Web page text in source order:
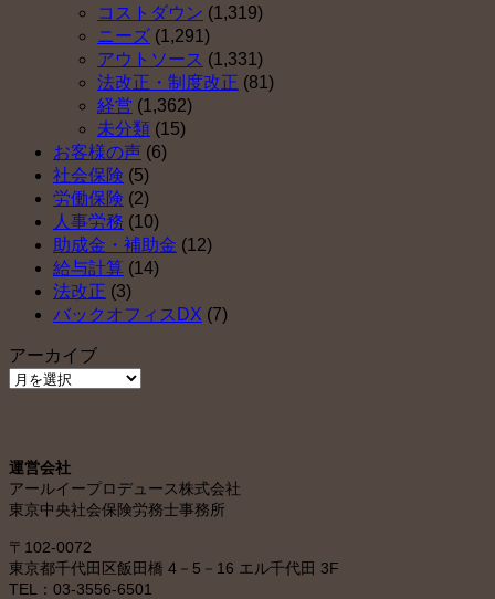
コストダウン (1,319)
ニーズ (1,291)
アウトソース (1,331)
法改正・制度改正 (81)
経営 (1,362)
未分類 (15)
お客様の声 (6)
社会保険 (5)
労働保険 (2)
人事労務 (10)
助成金・補助金 (12)
給与計算 (14)
法改正 (3)
バックオフィスDX (7)
アーカイブ
ア
ブ
運営会社
アールイープロデュース株式会社
東京中央社会保険労務士事務所
〒102-0072
東京都千代田区飯田橋 4－5－16 エル千代田 3F
TEL：03-3556-6501